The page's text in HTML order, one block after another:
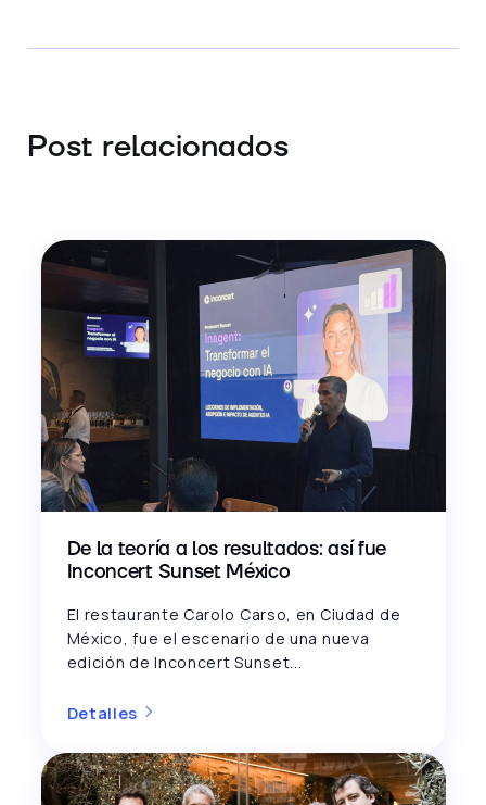
Post relacionados
De la teoría a los resultados: así fue
Inconcert Sunset México
El restaurante Carolo Carso, en Ciudad de
México, fue el escenario de una nueva
edición de Inconcert Sunset...
Detalles